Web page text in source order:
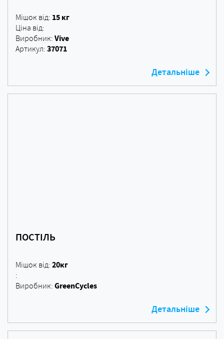
Мішок від: 15 кг
Ціна від:
Виробник: Vive
Артикул: 37071
Детальніше
ПОСТІЛЬ
Мішок від: 20кг
:
Виробник: GreenCycles
Детальніше